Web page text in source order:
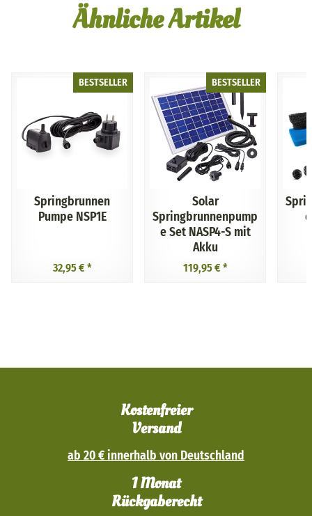
Ähnliche Artikel
BESTSELLER
Springbrunnen
Pumpe NSP1E
32,95 € *
BESTSELLER
Solar
Springbrunnenpump
e Set NASP4-S mit
Akku
119,95 € *
Kostenfreier
Versand
ab 20 € innerhalb von Deutschland
1 Monat
Rückgaberecht